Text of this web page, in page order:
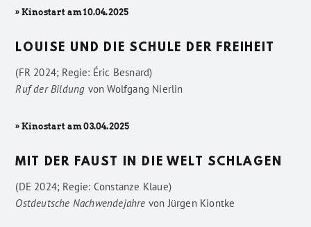
» Kinostart am 10.04.2025
LOUISE UND DIE SCHULE DER FREIHEIT
(FR 2024; Regie: Éric Besnard)
Ruf der Bildung vonWolfgang Nierlin
» Kinostart am 03.04.2025
MIT DER FAUST IN DIE WELT SCHLAGEN
(DE 2024; Regie: Constanze Klaue)
Ostdeutsche Nachwendejahre vonJürgen Kiontke